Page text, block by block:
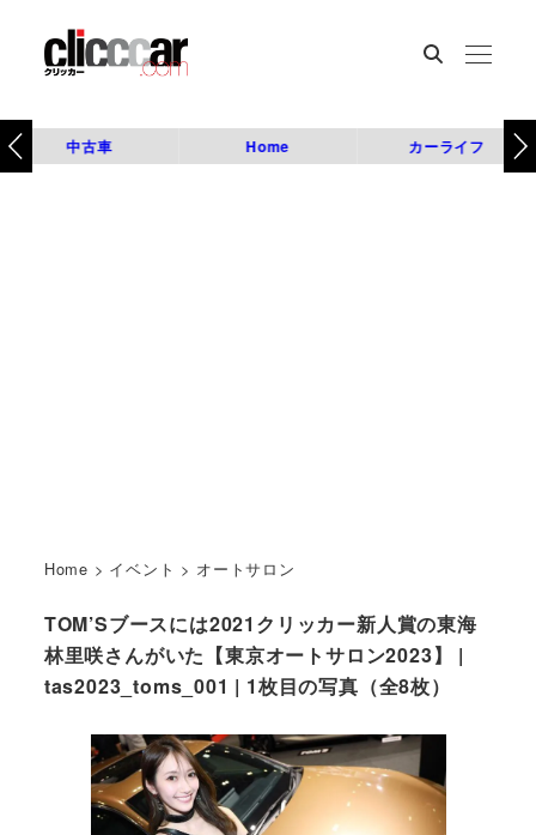
中古車 Home カーライフ
Home > イベント > オートサロン
TOM’Sブースには2021クリッカー新人賞の東海
林里咲さんがいた【東京オートサロン2023】 |
tas2023_toms_001 | 1枚目の写真（全8枚）